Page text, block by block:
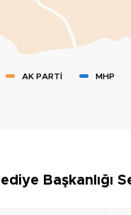
AK PARTİ MHP
Başkanlığı